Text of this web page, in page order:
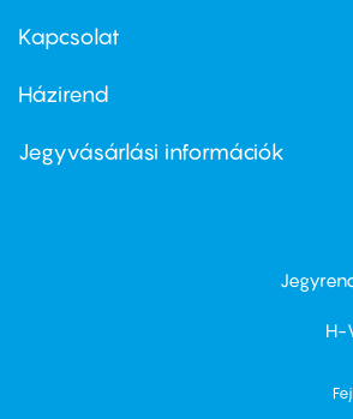
firstKapcsolat
Footer
second
Házirend
Jegyvásárlási információk
H-